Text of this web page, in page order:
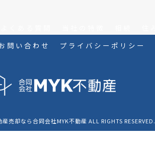
問い合わせ プライバシーポリシー
売却なら合同会社MYK不動産 ALL RIGHTS RESERVED.